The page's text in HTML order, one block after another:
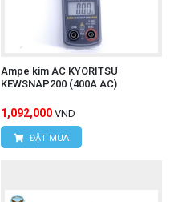
Ampe kìm AC KYORITSU
KEWSNAP200 (400A AC)
1,092,000 VND
ĐẶT MUA